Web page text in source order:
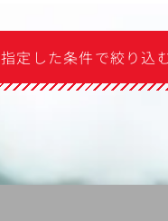
指定した条件で絞り込